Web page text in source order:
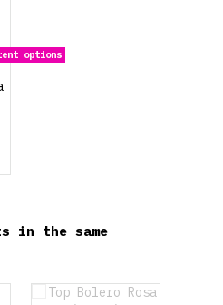
options
in the same